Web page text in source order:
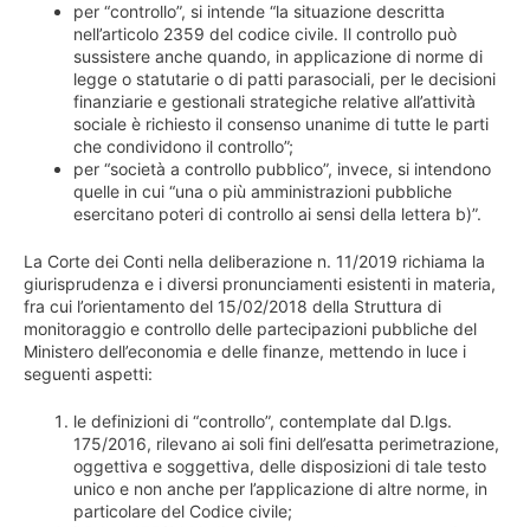
per “controllo”, si intende “la situazione descritta
nell’articolo 2359 del codice civile. Il controllo può
sussistere anche quando, in applicazione di norme di
legge o statutarie o di patti parasociali, per le decisioni
finanziarie e gestionali strategiche relative all’attività
sociale è richiesto il consenso unanime di tutte le parti
che condividono il controllo”;
per “società a controllo pubblico”, invece, si intendono
quelle in cui “una o più amministrazioni pubbliche
esercitano poteri di controllo ai sensi della lettera b)”.
La Corte dei Conti nella deliberazione n. 11/2019 richiama la
giurisprudenza e i diversi pronunciamenti esistenti in materia,
fra cui l’orientamento del 15/02/2018 della Struttura di
monitoraggio e controllo delle partecipazioni pubbliche del
Ministero dell’economia e delle finanze, mettendo in luce i
seguenti aspetti:
le definizioni di “controllo”, contemplate dal D.lgs.
175/2016, rilevano ai soli fini dell’esatta perimetrazione,
oggettiva e soggettiva, delle disposizioni di tale testo
unico e non anche per l’applicazione di altre norme, in
particolare del Codice civile;